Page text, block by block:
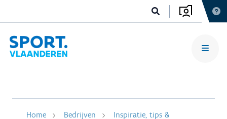
Home Bedrijven
Inspiratie, tips &